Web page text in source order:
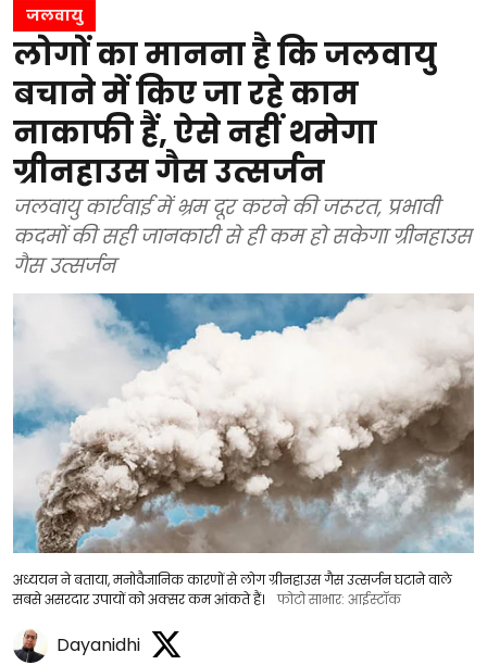
जलवायु
लोगों का मानना है कि जलवायु
बचाने में किए जा रहे काम
नाकाफी हैं, ऐसे नहीं थमेगा
ग्रीनहाउस गैस उत्सर्जन
जलवायु कार्रवाई में भ्रम दूर करने की जरूरत, प्रभावी
कदमों की सही जानकारी से ही कम हो सकेगा ग्रीनहाउस
गैस उत्सर्जन
अध्ययन ने बताया, मनोवैज्ञानिक कारणों से लोग ग्रीनहाउस गैस उत्सर्जन घटाने वाले
सबसे असरदार उपायों को अक्सर कम आंकते हैं।
फोटो साभार: आईस्टॉक
Dayanidhi